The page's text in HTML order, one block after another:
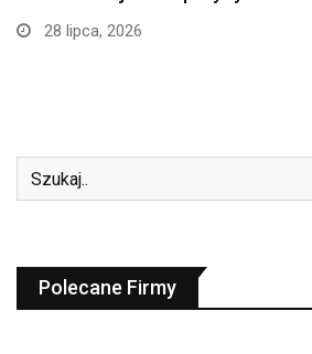
24 lipca, 2026
Polecane Firmy